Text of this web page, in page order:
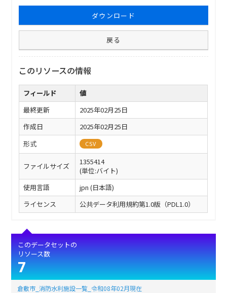
ダウンロード
戻る
このリソースの情報
フィールド
値
最終更新
2025年02月25日
作成日
2025年02月25日
形式
CSV
ファイルサイズ
1355414
(単位:バイト)
使用言語
jpn (日本語)
ライセンス
公共データ利用規約第1.0版（PDL1.0）
このデータセットの
リソース数
7
倉敷市_消防水利施設一覧_令和08年02月現在